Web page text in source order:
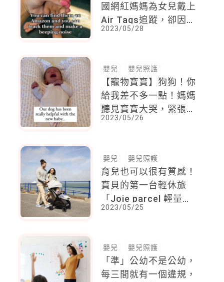
國網紅媽媽為女兒戴上
Air Tags追蹤，卻因為
「這句話」引發爭議
2023/05/28
嬰兒 嬰兒照護
【寵物寶寶】狗狗！你
給我差不多一點！媽媽
聽見寶寶大哭，緊張查
看！結果看見狗狗爽吃
2023/05/26
嬰兒 嬰兒照護
育兒也可以很有質感！
寶貝的第一台輕休旅
「Joie parcel 輕量三
折手推車」讓爸媽成為
2023/05/25
嬰兒 嬰兒照護
「準」公幼不是公幼，
每三間就有一個違規，